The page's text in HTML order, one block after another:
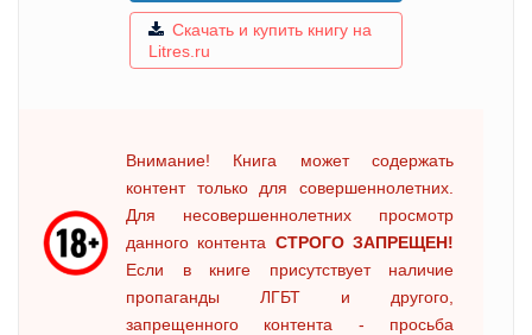
Скачать и купить книгу на
Litres.ru
Внимание! Книга может содержать
контент только для совершеннолетних.
Для несовершеннолетних просмотр
данного контента СТРОГО ЗАПРЕЩЕН!
Если в книге присутствует наличие
пропаганды ЛГБТ и другого,
запрещенного контента - просьба